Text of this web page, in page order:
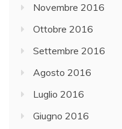
Novembre 2016
Ottobre 2016
Settembre 2016
Agosto 2016
Luglio 2016
Giugno 2016